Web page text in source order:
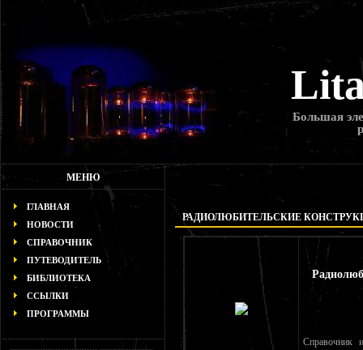
Большая
МЕНЮ
ГЛАВНАЯ
НОВОСТИ
СПРАВОЧНИК
ПУТЕВОДИТЕЛЬ
БИБЛИОТЕКА
ССЫЛКИ
ПРОГРАММЫ
РАДИОЛЮБИТЕЛЬСКИЕ
Справочник